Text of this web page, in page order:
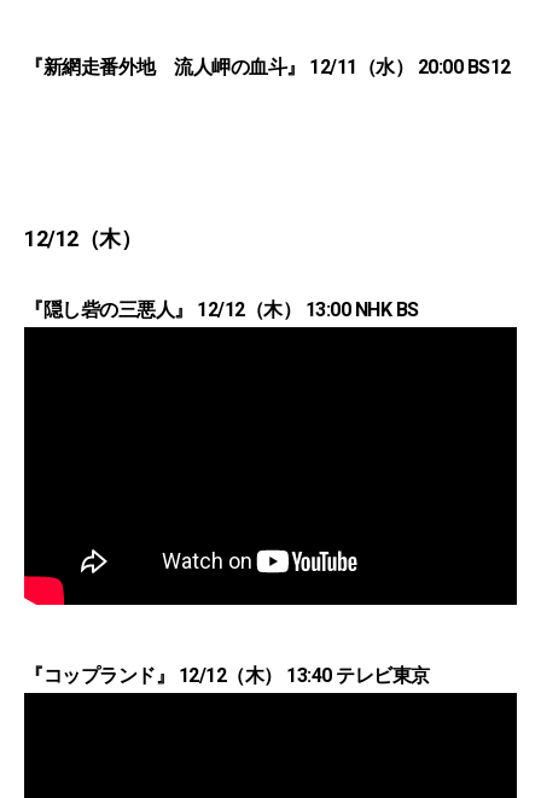
『新網走番外地 流人岬の血斗』 12/11（水） 20:00 BS12
12/12（木）
『隠し砦の三悪人』 12/12（木） 13:00 NHK BS
『コップランド』 12/12（木） 13:40 テレビ東京